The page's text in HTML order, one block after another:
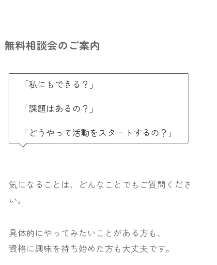
無料相談会のご案内
「私にもできる？」
「課題はあるの？」
「どうやって活動をスタートするの？」
気になることは、どんなことでもご質問くださ
い。
具体的にやってみたいことがある方も、
資格に興味を持ち始めた方も大丈夫です。